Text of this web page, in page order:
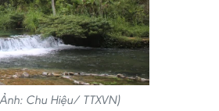
Chu Hiệu/ TTXVN)